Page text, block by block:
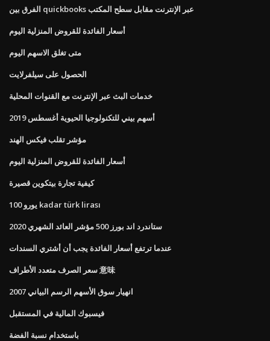
الفرق بين quickbooks عبر الإنترنت مقابل سطح المكتب
أسعار الفائدة للقروض المنزلية اليوم
متى تغلق الاسهم اليوم
الحصول على سيلفرلايت
خدمات البث عبر الإنترنت مع القنوات المحلية
أسهم بيني للتكنولوجيا الحيوية أغسطس 2019
مؤشر تقلب فيكس الهند
أسعار الفائدة للقروض المنزلية اليوم
كيفية تجارة بيتكوين قصيرة
100 يورو kadar türk lirası
ستاندرد اند بورز 500 مؤشر العائد الشهري 2020
عندما ترتفع أسعار الفائدة يجب أن أشتري السندات
سعر الصرف متعدد الأطراف 意味
2007 انهيار سوق الأسهم الرسم البياني
فيسبوك المالية في المستقبل
باستخدام نسبة الفضة